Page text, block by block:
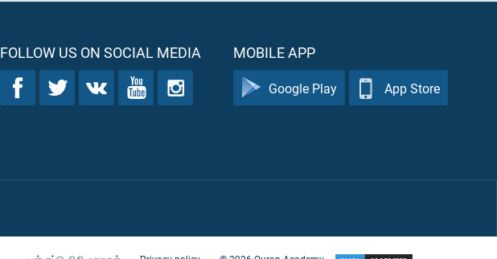
FOLLOW US ON SOCIAL MEDIA MOBILE APP
Google Play App Store